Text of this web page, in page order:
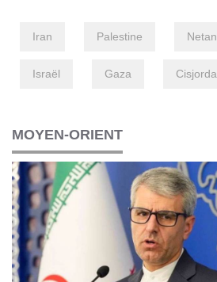
Iran Palestine
Israël Gaza
MOYEN-ORIENT